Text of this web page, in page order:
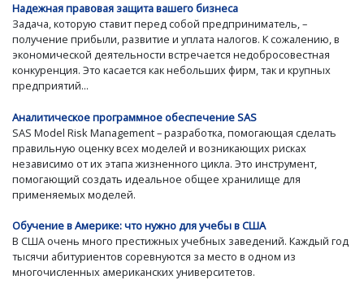
Надежная правовая защита вашего бизнеса
Задача, которую ставит перед собой предприниматель, –
получение прибыли, развитие и уплата налогов. К сожалению, в
экономической деятельности встречается недобросовестная
конкуренция. Это касается как небольших фирм, так и крупных
предприятий...
Аналитическое программное обеспечение SAS
SAS Model Risk Management – разработка, помогающая сделать
правильную оценку всех моделей и возникающих рисках
независимо от их этапа жизненного цикла. Это инструмент,
помогающий создать идеальное общее хранилище для
применяемых моделей.
Обучение в Америке: что нужно для учебы в США
В США очень много престижных учебных заведений. Каждый год
тысячи абитуриентов соревнуются за место в одном из
многочисленных американских университетов.